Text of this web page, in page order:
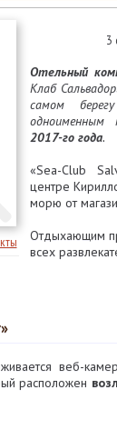
3
Отельный
Клаб
самом
2017-го года.
«Sea-Club
центре
морю от
Отдыхающим
всех
веб-
расположен